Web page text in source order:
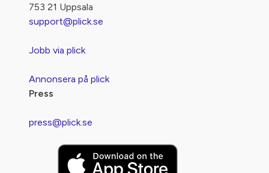
753 21 Uppsala
support@plick.se
Jobb via plick
Annonsera på plick
Press
press@plick.se